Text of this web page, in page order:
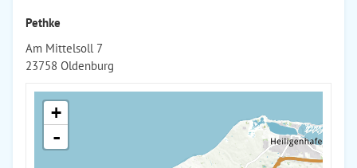
Pethke
Am Mittelsoll 7
23758 Oldenburg
+
-